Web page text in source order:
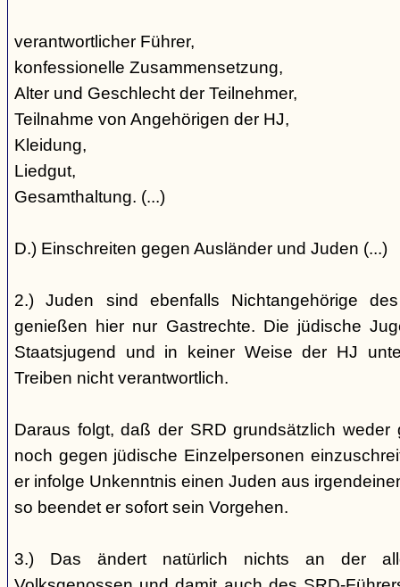
verantwortlicher Führer,
konfessionelle Zusammensetzung,
Alter und Geschlecht der Teilnehmer,
Teilnahme von Angehörigen der HJ,
Kleidung,
Liedgut,
Gesamthaltung. (...)
D.) Einschreiten gegen Ausländer und Juden (...)
2.) Juden sind ebenfalls Nichtangehörige
genießen hier nur Gastrechte. Die jüdische
Staatsjugend und in keiner Weise der HJ
Treiben nicht verantwortlich.
Daraus folgt, daß der SRD grundsätzlich weder
noch gegen jüdische Einzelpersonen
er infolge Unkenntnis einen Juden aus
so beendet er sofort sein Vorgehen.
3.) Das ändert natürlich nichts an der